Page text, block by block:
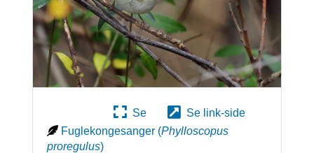
Se
Se link-side
Fuglekongesanger (Phylloscopus
proregulus)